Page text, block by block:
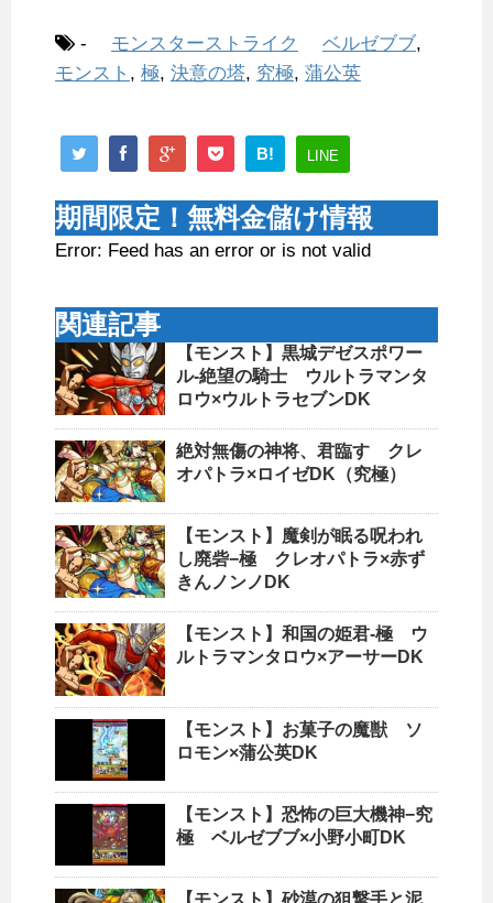
- モンスターストライク ベルゼブブ,
モンスト , 極, 決意の塔, 究極, 蒲公英
B! LINE
期間限定！無料金儲け情報
Error: Feed has an error or is not valid
関連記事
【モンスト】黒城デゼスポワー
ル-絶望の騎士 ウルトラマンタ
ロウ×ウルトラセブンDK
絶対無傷の神将、君臨す クレ
オパトラ×ロイゼDK（究極）
【モンスト】魔剣が眠る呪われ
し廃砦−極 クレオパトラ×赤ず
きんノンノDK
【モンスト】和国の姫君-極 ウ
ルトラマンタロウ×アーサーDK
【モンスト】お菓子の魔獣 ソ
ロモン×蒲公英DK
【モンスト】恐怖の巨大機神−究
極 ベルゼブブ×小野小町DK
【モンスト】砂漠の狙撃手と泥